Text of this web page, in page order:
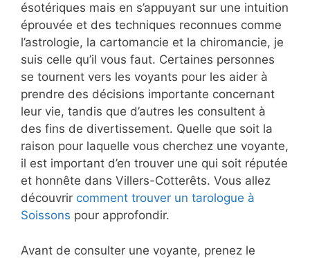
ésotériques mais en s’appuyant sur une intuition
éprouvée et des techniques reconnues comme
l’astrologie, la cartomancie et la chiromancie, je
suis celle qu’il vous faut. Certaines personnes
se tournent vers les voyants pour les aider à
prendre des décisions importante concernant
leur vie, tandis que d’autres les consultent à
des fins de divertissement. Quelle que soit la
raison pour laquelle vous cherchez une voyante,
il est important d’en trouver une qui soit réputée
et honnête dans Villers-Cotterêts. Vous allez
découvrir comment trouver un tarologue à
Soissons pour approfondir.
Avant de consulter une voyante, prenez le